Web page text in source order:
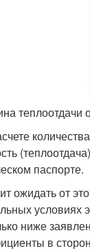
теплоотдачи
паспорте.
ожидать от
условиях
ниже
в